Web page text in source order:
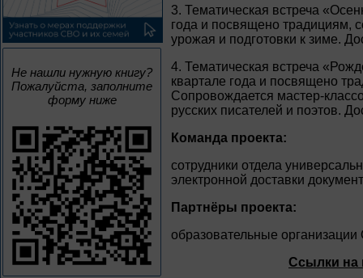
Не нашли нужную книгу?
Пожалуйста, заполните
форму ниже
3. Тематическая встреча
года и посвящено традициям,
урожая и подготовки к зиме.
4. Тематическая встреча
квартале года и посвящено
Сопровождается мастер-
русских писателей и поэтов.
Команда проекта:
сотрудники отдела
электронной доставки
Партнёры проекта:
образовательные
Ссылки на